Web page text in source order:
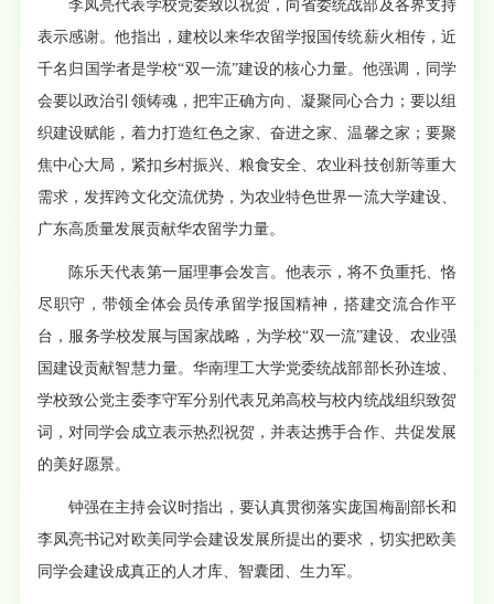
李凤亮代表学校党委致以祝贺，向省委统战部及各界支持
表示感谢。他指出，建校以来华农留学报国传统薪火相传，近
千名归国学者是学校“双一流”建设的核心力量。他强调，同学
会要以政治引领铸魂，把牢正确方向、凝聚同心合力；要以组
织建设赋能，着力打造红色之家、奋进之家、温馨之家；要聚
焦中心大局，紧扣乡村振兴、粮食安全、农业科技创新等重大
需求，发挥跨文化交流优势，为农业特色世界一流大学建设、
广东高质量发展贡献华农留学力量。
陈乐天代表第一届理事会发言。他表示，将不负重托、恪
尽职守，带领全体会员传承留学报国精神，搭建交流合作平
台，服务学校发展与国家战略，为学校“双一流”建设、农业强
国建设贡献智慧力量。华南理工大学党委统战部部长孙连坡、
学校致公党主委李守军分别代表兄弟高校与校内统战组织致贺
词，对同学会成立表示热烈祝贺，并表达携手合作、共促发展
的美好愿景。
钟强在主持会议时指出，要认真贯彻落实庞国梅副部长和
李凤亮书记对欧美同学会建设发展所提出的要求，切实把欧美
同学会建设成真正的人才库、智囊团、生力军。